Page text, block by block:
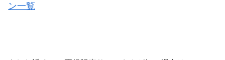
ン一覧